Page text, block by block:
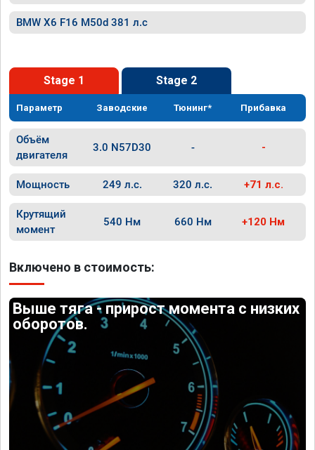
BMW X6 F16 M50d 381 л.с
Stage 1 Stage 2
Параметр Заводские Тюнинг* Прибавка
Объём
двигателя
3.0 N57D30 - -
Мощность 249 л.с. 320 л.с. +71 л.с.
Крутящий
момент
540 Нм 660 Нм +120 Нм
Включено в стоимость:
Выше тяга - прирост момента с низких
оборотов.